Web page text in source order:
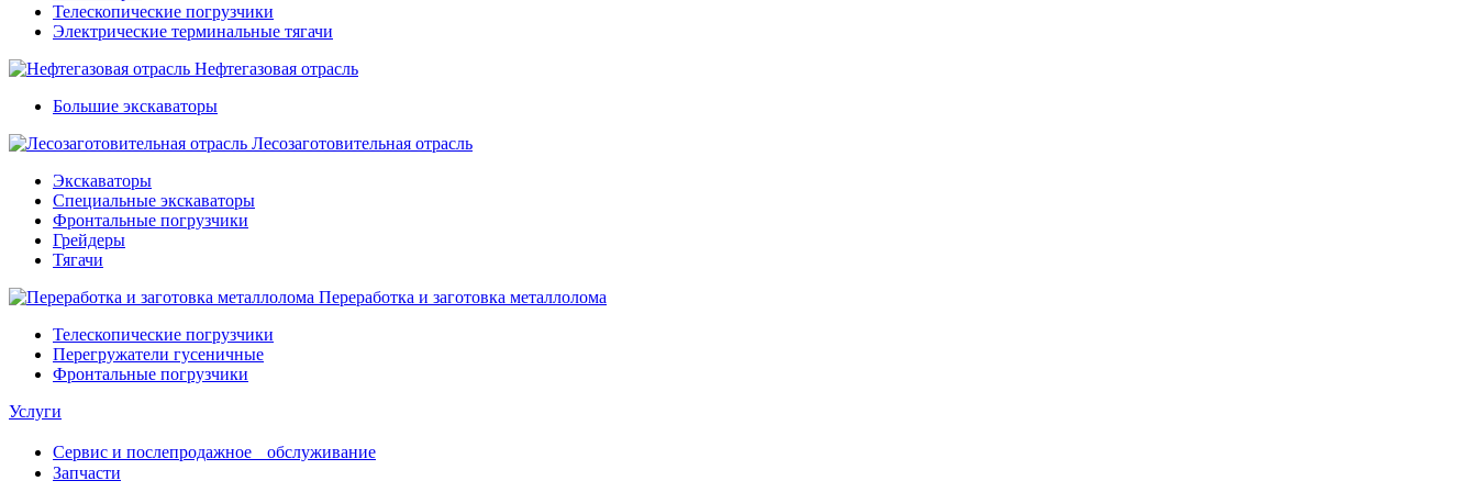
Телескопические погрузчики
Электрические терминальные тягачи
Нефтегазовая отрасль
Большие экскаваторы
Лесозаготовительная отрасль
Экскаваторы
Специальные экскаваторы
Фронтальные погрузчики
Грейдеры
Тягачи
Переработка и заготовка металлолома
Телескопические погрузчики
Перегружатели гусеничные
Фронтальные погрузчики
Услуги
Сервис и послепродажное обслуживание
Запчасти